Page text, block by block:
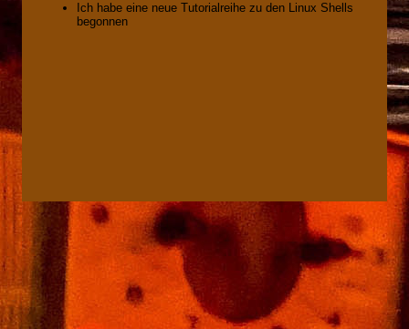
Ich habe eine neue Tutorialreihe zu den Linux Shells
begonnen